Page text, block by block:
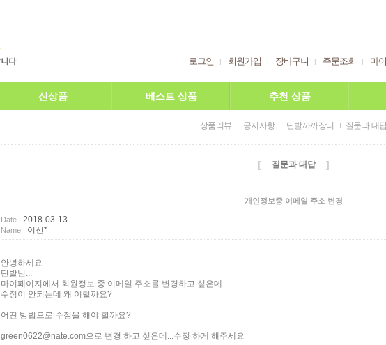
로그인 회원가입 장바구니 주문조회 마
신상품 베스트 상품 추천 상품
상품리뷰 공지사항 단발까까장터 질문과 대
[ 질문과 대답 ]
개인정보중 이메일 주소 변경
Date : 2018-03-13
Name : 이선*
안녕하세요
단발님...
마이페이지에서 회원정보 중 이메일 주소를 변경하고 싶은데....
수정이 안되는데 왜 이럴까요?
어떤 방법으로 수정을 해야 할까요?
green0622@nate.com으로 변경 하고 싶은데...수정 하게 해주세요